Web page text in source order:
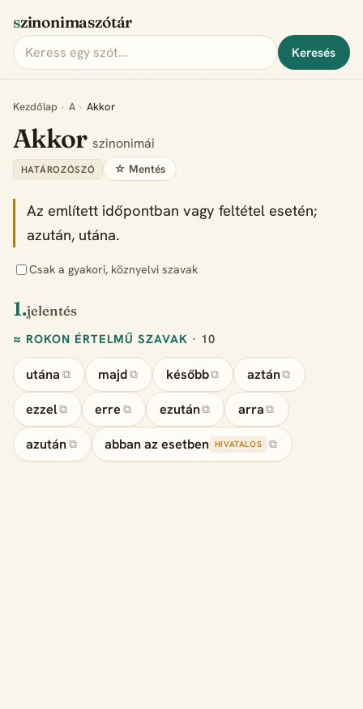
szinonimaszótár
Keresés
Kezdőlap › A › Akkor
Akkorszinonimái
HATÁROZÓSZÓ ☆ Mentés
Az említett időpontban vagy feltétel esetén;
azután, utána.
Csak a gyakori, köznyelvi szavak
1.jelentés
≈ ROKON ÉRTELMŰ SZAVAK · 10
utána ⧉ majd ⧉ később⧉ aztán⧉
ezzel ⧉ erre ⧉ ezután⧉ arra ⧉
azután ⧉ abban az esetben HIVATALOS ⧉